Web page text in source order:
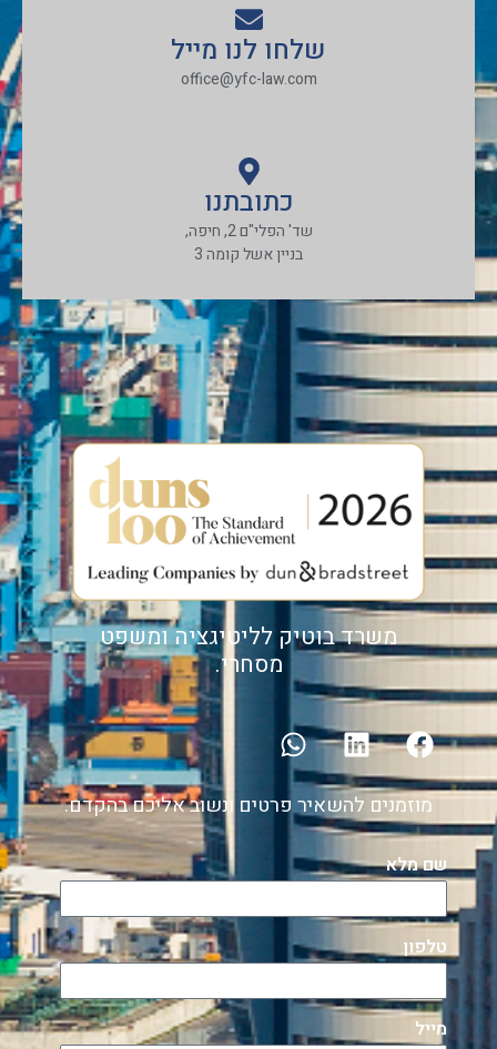
שלחו לנו מייל
office@yfc-law.com
כתובתנו
שד' הפלי"ם 2, חיפה,
בניין אשל קומה 3
משרד בוטיק לליטיגציה ומשפט
מסחרי.
מוזמנים להשאיר פרטים ונשוב אליכם בהקדם.
שם מלא
טלפון
מייל